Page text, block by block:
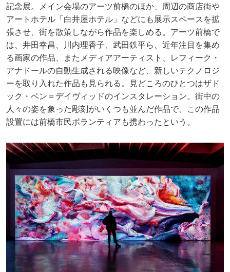
記念展。メイン会場のアーツ前橋のほか、周辺の商店街や
アートホテル「白井屋ホテル」などにも展示スペースを拡
張させ、街を散策しながら作品を楽しめる。アーツ前橋で
は、井田幸昌、川内理香子、武田鉄平ら、近年注目を集め
る画家の作品、またメディアアーティスト、レフィーク・
アナドールの自動生成される映像など、新しいテクノロジ
ーを取り入れた作品も見られる。見どころのひとつはザド
ック・ベン＝デイヴィッドのインスタレーション。街中の
人々の姿を象った彫刻がいくつも並んだ作品で、この作品
設置には前橋市民ボランティアも携わったという。